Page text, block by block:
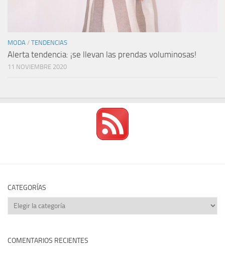
MODA / TENDENCIAS
Alerta tendencia: ¡se llevan las prendas voluminosas!
11 NOVIEMBRE 2020
CATEGORÍAS
Categorías
COMENTARIOS RECIENTES